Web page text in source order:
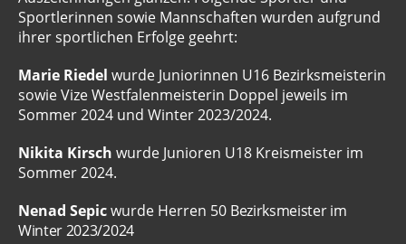
Sportlerinnen sowie Mannschaften wurden aufgrund
ihrer sportlichen Erfolge geehrt:
Marie Riedel wurde Juniorinnen U16 Bezirksmeisterin
sowie Vize Westfalenmeisterin Doppel jeweils im
Sommer 2024 und Winter 2023/2024.
Nikita Kirsch wurde Junioren U18 Kreismeister im
Sommer 2024.
Nenad Sepicwurde Herren 50 Bezirksmeister im
Winter 2023/2024